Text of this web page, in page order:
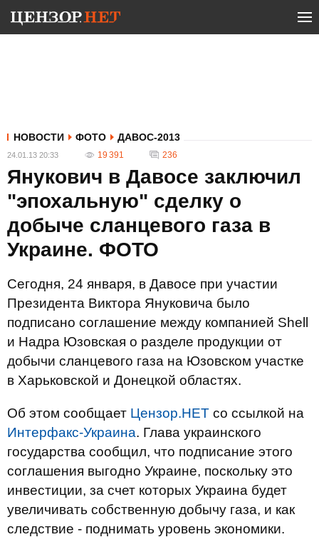
НОВОСТИ ФОТО ДАВОС-2013
24.01.13 20:33 19 391 236
Янукович в Давосе заключил
"эпохальную" сделку о
добыче сланцевого газа в
Украине. ФОТО
Сегодня, 24 января, в Давосе при участии
Президента Виктора Януковича было
подписано соглашение между компанией Shell
и Надра Юзовская о разделе продукции от
добычи сланцевого газа на Юзовском участке
в Харьковской и Донецкой областях.
Об этом сообщает Цензор.НЕТ со ссылкой на
Интерфакс-Украина. Глава украинского
государства сообщил, что подписание этого
соглашения выгодно Украине, поскольку это
инвестиции, за счет которых Украина будет
увеличивать собственную добычу газа, и как
следствие - поднимать уровень экономики.